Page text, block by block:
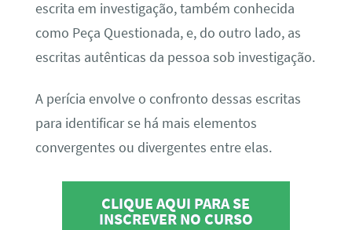
escrita em investigação, também conhecida
como Peça Questionada, e, do outro lado, as
escritas autênticas da pessoa sob investigação.
A perícia envolve o confronto dessas escritas
para identificar se há mais elementos
convergentes ou divergentes entre elas.
CLIQUE AQUI PARA SE
INSCREVER NO CURSO